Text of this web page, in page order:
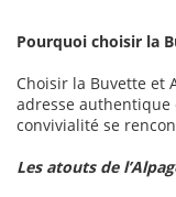
Pourquoi choisir la
Choisir la Buvette et
adresse
convivialité se
Les atouts de